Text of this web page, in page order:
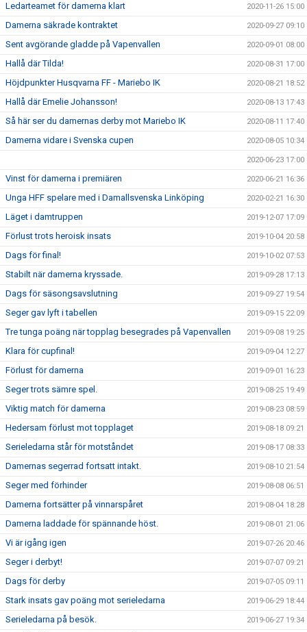
Ledarteamet för damerna klart 2020-11-26 15:00
Damerna säkrade kontraktet 2020-09-27 09:10
Sent avgörande gladde på Vapenvallen 2020-09-01 08:00
Hallå där Tilda! 2020-08-31 17:00
Höjdpunkter Husqvarna FF - Mariebo IK 2020-08-21 18:52
Hallå där Emelie Johansson! 2020-08-13 17:43
Så här ser du damernas derby mot Mariebo IK 2020-08-11 17:40
Damerna vidare i Svenska cupen 2020-08-05 10:34
2020-06-23 17:00
Vinst för damerna i premiären 2020-06-21 16:36
Unga HFF spelare med i Damallsvenska Linköping 2020-02-21 16:30
Läget i damtruppen 2019-12-07 17:09
Förlust trots heroisk insats 2019-10-04 20:58
Dags för final! 2019-10-02 07:53
Stabilt när damerna kryssade. 2019-09-28 17:13
Dags för säsongsavslutning 2019-09-27 19:54
Seger gav lyft i tabellen 2019-09-15 22:09
Tre tunga poäng när topplag besegrades på Vapenvallen 2019-09-08 19:25
Klara för cupfinal! 2019-09-04 12:27
Förlust för damerna 2019-09-01 16:23
Seger trots sämre spel. 2019-08-25 19:49
Viktig match för damerna 2019-08-23 08:59
Hedersam förlust mot topplaget 2019-08-18 09:21
Serieledarna står för motståndet 2019-08-17 08:33
Damernas segerrad fortsatt intakt. 2019-08-10 21:54
Seger med förhinder 2019-08-08 06:51
Damerna fortsätter på vinnarspåret 2019-08-04 18:28
Damerna laddade för spännande höst. 2019-08-01 21:06
Vi är igång igen 2019-07-26 20:46
Seger i derbyt! 2019-07-07 09:21
Dags för derby 2019-07-05 09:11
Stark insats gav poäng mot serieledarna 2019-06-29 18:44
Serieledarna på besök. 2019-06-27 19:34